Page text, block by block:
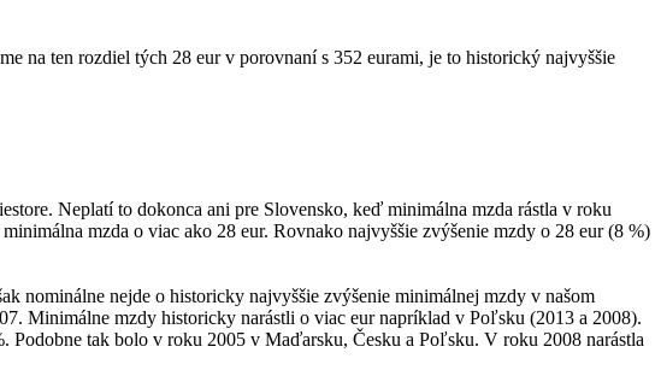
na ten rozdiel tých 28 eur v porovnaní s 352 eurami, je to historický najvyššie
Neplatí to dokonca ani pre Slovensko, keď minimálna mzda rástla v roku
mzda o viac ako 28 eur. Rovnako najvyššie zvýšenie mzdy o 28 eur (8 %)
nominálne nejde o historicky najvyššie zvýšenie minimálnej mzdy v našom
Minimálne mzdy historicky narástli o viac eur napríklad v Poľsku (2013 a 2008).
tak bolo v roku 2005 v Maďarsku, Česku a Poľsku. V roku 2008 narástla